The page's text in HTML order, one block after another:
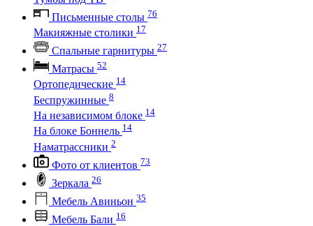
Письменные столы 76
Макияжные столики 17
Спальные гарнитуры 27
Матрасы 52
Ортопедические 14
Беспружинные 8
На независимом блоке 14
На блоке Боннель 14
Наматрассники 2
Фото от клиентов 73
Зеркала 26
Мебель Авиньон 35
Мебель Бали 16